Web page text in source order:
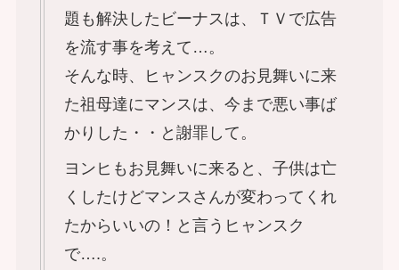
題も解決したビーナスは、ＴＶで広告
を流す事を考えて…。
そんな時、ヒャンスクのお見舞いに来
た祖母達にマンスは、今まで悪い事ば
かりした・・と謝罪して。
ヨンヒもお見舞いに来ると、子供は亡
くしたけどマンスさんが変わってくれ
たからいいの！と言うヒャンスク
で….。